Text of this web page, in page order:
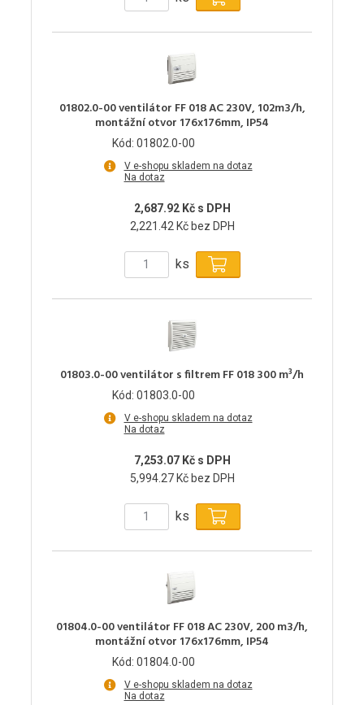
01802.0-00 ventilátor FF 018 AC 230V, 102m3/h,
montážní otvor 176x176mm, IP54
Kód: 01802.0-00
V e-shopu skladem na dotaz
Na dotaz
2,687.92 Kč s DPH
2,221.42 Kč bez DPH
ks
01803.0-00 ventilátor s filtrem FF 018 300 m³/h
Kód: 01803.0-00
V e-shopu skladem na dotaz
Na dotaz
7,253.07 Kč s DPH
5,994.27 Kč bez DPH
ks
01804.0-00 ventilátor FF 018 AC 230V, 200 m3/h,
montážní otvor 176x176mm, IP54
Kód: 01804.0-00
V e-shopu skladem na dotaz
Na dotaz